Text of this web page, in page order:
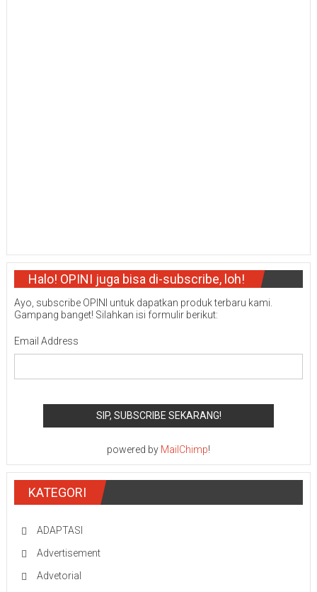
Halo! OPINI juga bisa di-subscribe, loh!
Ayo, subscribe OPINI untuk dapatkan produk terbaru kami.
Gampang banget! Silahkan isi formulir berikut:
Email Address
powered by MailChimp!
KATEGORI
ADAPTASI
Advertisement
Advetorial